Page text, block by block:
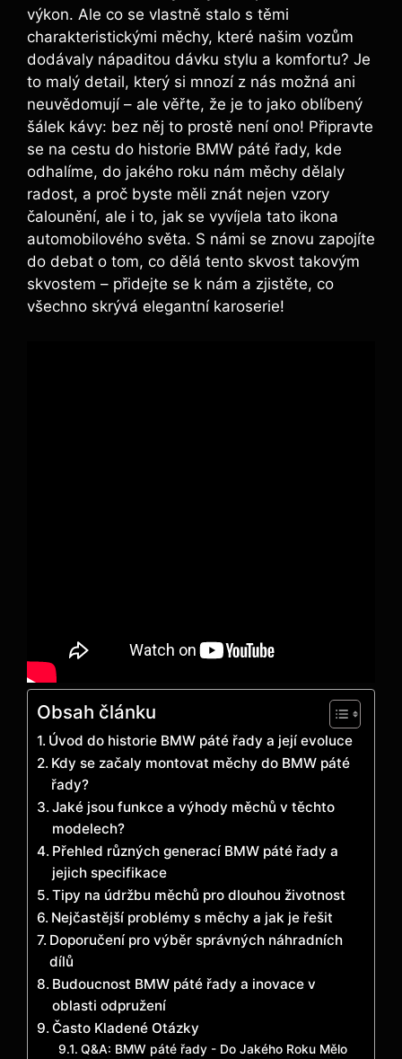
výkon. ​Ale co se vlastně stalo s těmi ​
charakteristickými měchy, které našim vozům
dodávaly nápaditou dávku stylu a komfortu? Je
to malý detail, který si mnozí z nás možná ani
neuvědomují – ale věřte, že je to jako oblíbený
šálek kávy: bez ⁣něj to prostě není ono! Připravte
se⁢ na cestu do historie ⁣BMW páté řady, kde
‌odhalíme, do jakého roku⁢ nám měchy dělaly‌
radost, a proč byste měli⁢ znát‍ nejen vzory
čalounění, ale i to, ‍jak se⁤ vyvíjela tato ikona
automobilového​ světa. S námi se znovu zapojíte
do ⁣debat o tom, co dělá tento skvost takovým
skvostem – přidejte se k nám a zjistěte, co ​
všechno skrývá elegantní ‍karoserie!
Obsah článku
Úvod do‍ historie BMW páté řady a její evoluce
Kdy se začaly montovat měchy do BMW páté
řady?
Jaké jsou funkce ‌a ⁤výhody měchů v těchto
modelech?
Přehled různých generací BMW páté řady a
jejich specifikace
Tipy na údržbu měchů pro⁢ dlouhou životnost
Nejčastější problémy s měchy a jak je řešit
Doporučení pro výběr správných náhradních
dílů
Budoucnost BMW páté řady a inovace v
oblasti odpružení
Často Kladené Otázky
Q&A: BMW páté řady -‍ Do Jakého Roku Mělo